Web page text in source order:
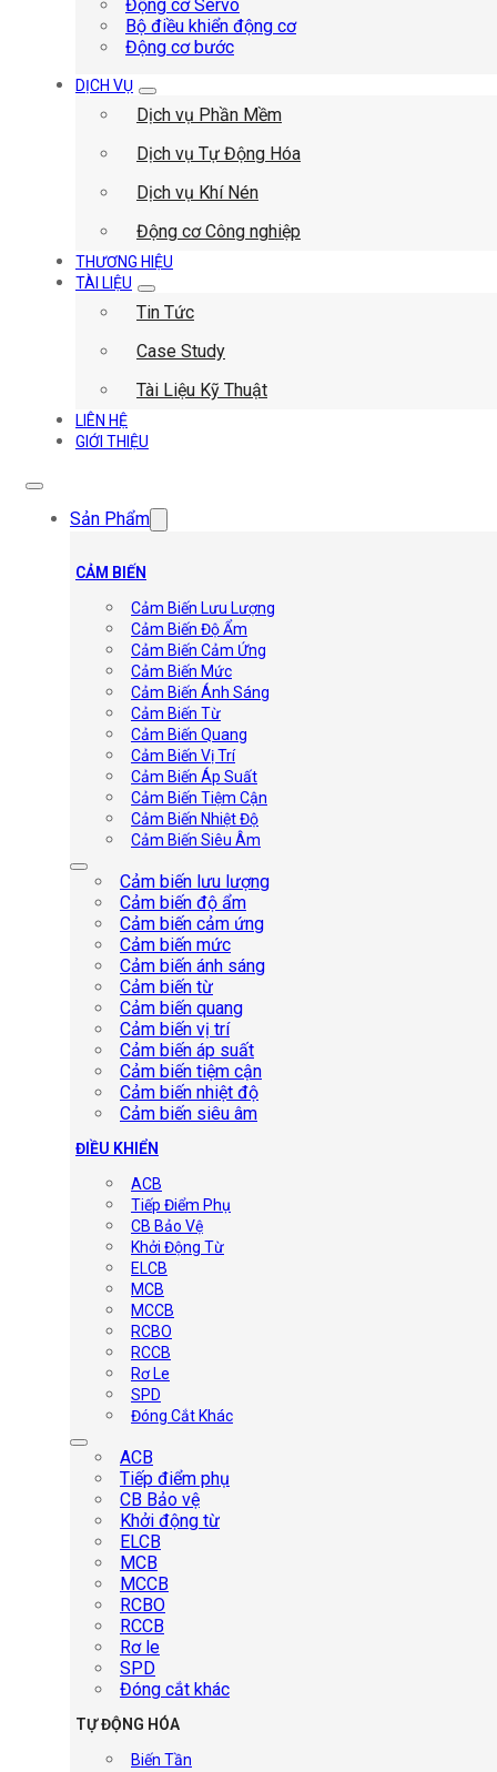
Động cơ Servo
Bộ điều khiển động cơ
Động cơ bước
DỊCH VỤ
Dịch vụ Phần Mềm
Dịch vụ Tự Động Hóa
Dịch vụ Khí Nén
Động cơ Công nghiệp
THƯƠNG HIỆU
TÀI LIỆU
Tin Tức
Case Study
Tài Liệu Kỹ Thuật
LIÊN HỆ
GIỚI THIỆU
Sản Phẩm
CẢM BIẾN
Cảm Biến Lưu Lượng
Cảm Biến Độ Ẩm
Cảm Biến Cảm Ứng
Cảm Biến Mức
Cảm Biến Ánh Sáng
Cảm Biến Từ
Cảm Biến Quang
Cảm Biến Vị Trí
Cảm Biến Áp Suất
Cảm Biến Tiệm Cận
Cảm Biến Nhiệt Độ
Cảm Biến Siêu Âm
Cảm biến lưu lượng
Cảm biến độ ẩm
Cảm biến cảm ứng
Cảm biến mức
Cảm biến ánh sáng
Cảm biến từ
Cảm biến quang
Cảm biến vị trí
Cảm biến áp suất
Cảm biến tiệm cận
Cảm biến nhiệt độ
Cảm biến siêu âm
ĐIỀU KHIỂN
ACB
Tiếp Điểm Phụ
CB Bảo Vệ
Khởi Động Từ
ELCB
MCB
MCCB
RCBO
RCCB
Rơ Le
SPD
Đóng Cắt Khác
ACB
Tiếp điểm phụ
CB Bảo vệ
Khởi động từ
ELCB
MCB
MCCB
RCBO
RCCB
Rơ le
SPD
Đóng cắt khác
TỰ ĐỘNG HÓA
Biến Tần